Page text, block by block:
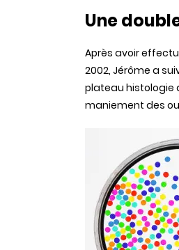
Une
Après avoir
2002, Jérôme a
plateau histologie
maniement des